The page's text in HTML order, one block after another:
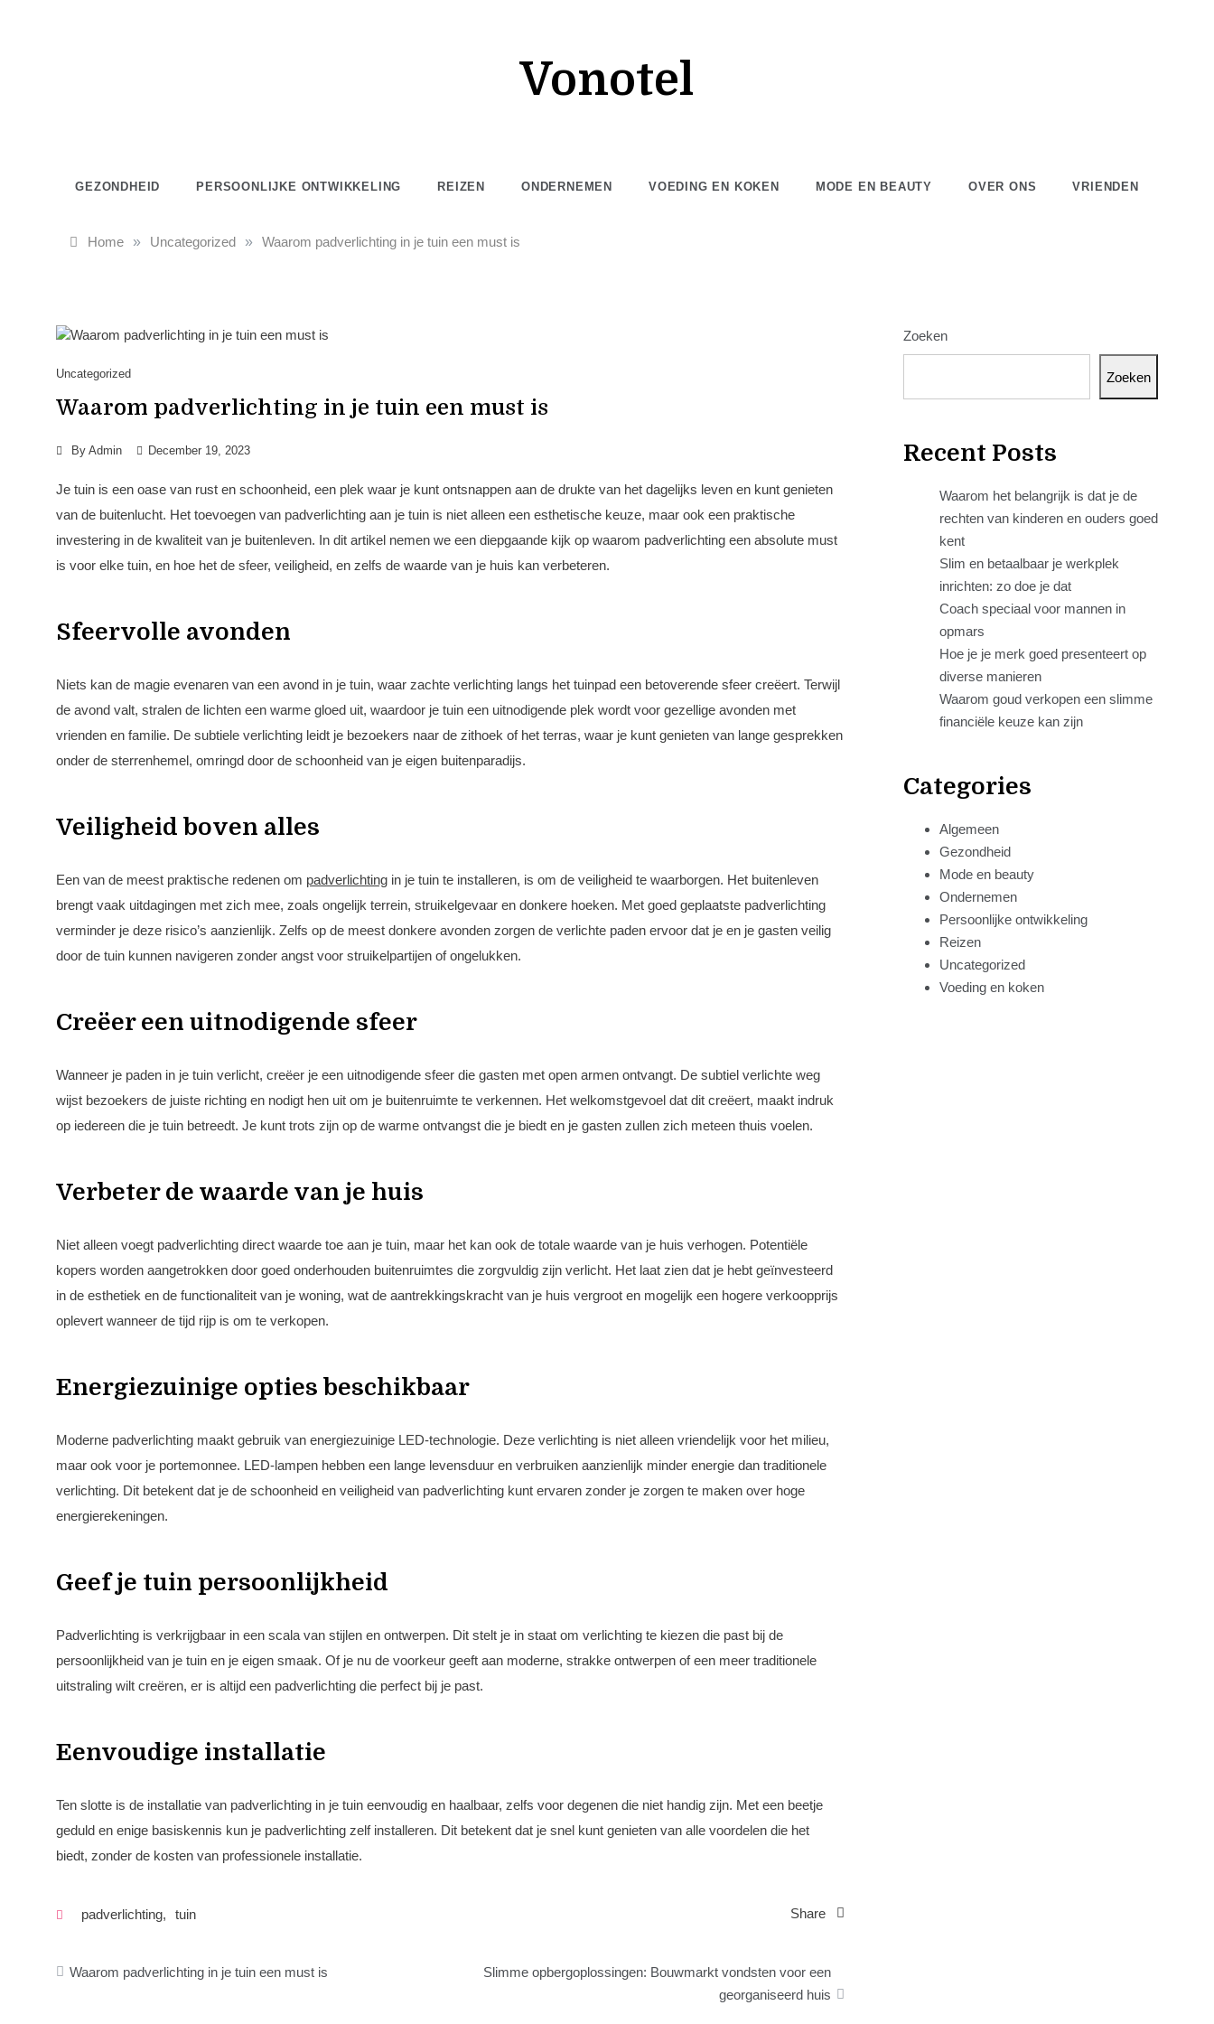
Vonotel
GEZONDHEID PERSOONLIJKE ONTWIKKELING REIZEN ONDERNEMEN VOEDING EN KOKEN MODE EN BEAUTY OVER ONS VRIENDEN
Home » Uncategorized » Waarom padverlichting in je tuin een must is
Uncategorized
Waarom padverlichting in je tuin een must is
By Admin December 19, 2023
Je tuin is een oase van rust en schoonheid, een plek waar je kunt ontsnappen aan de drukte van het dagelijks leven en kunt genieten
van de buitenlucht. Het toevoegen van padverlichting aan je tuin is niet alleen een esthetische keuze, maar ook een praktische
investering in de kwaliteit van je buitenleven. In dit artikel nemen we een diepgaande kijk op waarom padverlichting een absolute must
is voor elke tuin, en hoe het de sfeer, veiligheid, en zelfs de waarde van je huis kan verbeteren.
Sfeervolle avonden
Niets kan de magie evenaren van een avond in je tuin, waar zachte verlichting langs het tuinpad een betoverende sfeer creëert. Terwijl
de avond valt, stralen de lichten een warme gloed uit, waardoor je tuin een uitnodigende plek wordt voor gezellige avonden met
vrienden en familie. De subtiele verlichting leidt je bezoekers naar de zithoek of het terras, waar je kunt genieten van lange gesprekken
onder de sterrenhemel, omringd door de schoonheid van je eigen buitenparadijs.
Veiligheid boven alles
Een van de meest praktische redenen om padverlichting in je tuin te installeren, is om de veiligheid te waarborgen. Het buitenleven
brengt vaak uitdagingen met zich mee, zoals ongelijk terrein, struikelgevaar en donkere hoeken. Met goed geplaatste padverlichting
verminder je deze risico’s aanzienlijk. Zelfs op de meest donkere avonden zorgen de verlichte paden ervoor dat je en je gasten veilig
door de tuin kunnen navigeren zonder angst voor struikelpartijen of ongelukken.
Creëer een uitnodigende sfeer
Wanneer je paden in je tuin verlicht, creëer je een uitnodigende sfeer die gasten met open armen ontvangt. De subtiel verlichte weg
wijst bezoekers de juiste richting en nodigt hen uit om je buitenruimte te verkennen. Het welkomstgevoel dat dit creëert, maakt indruk
op iedereen die je tuin betreedt. Je kunt trots zijn op de warme ontvangst die je biedt en je gasten zullen zich meteen thuis voelen.
Verbeter de waarde van je huis
Niet alleen voegt padverlichting direct waarde toe aan je tuin, maar het kan ook de totale waarde van je huis verhogen. Potentiële
kopers worden aangetrokken door goed onderhouden buitenruimtes die zorgvuldig zijn verlicht. Het laat zien dat je hebt geïnvesteerd
in de esthetiek en de functionaliteit van je woning, wat de aantrekkingskracht van je huis vergroot en mogelijk een hogere verkoopprijs
oplevert wanneer de tijd rijp is om te verkopen.
Energiezuinige opties beschikbaar
Moderne padverlichting maakt gebruik van energiezuinige LED-technologie. Deze verlichting is niet alleen vriendelijk voor het milieu,
maar ook voor je portemonnee. LED-lampen hebben een lange levensduur en verbruiken aanzienlijk minder energie dan traditionele
verlichting. Dit betekent dat je de schoonheid en veiligheid van padverlichting kunt ervaren zonder je zorgen te maken over hoge
energierekeningen.
Geef je tuin persoonlijkheid
Padverlichting is verkrijgbaar in een scala van stijlen en ontwerpen. Dit stelt je in staat om verlichting te kiezen die past bij de
persoonlijkheid van je tuin en je eigen smaak. Of je nu de voorkeur geeft aan moderne, strakke ontwerpen of een meer traditionele
uitstraling wilt creëren, er is altijd een padverlichting die perfect bij je past.
Eenvoudige installatie
Ten slotte is de installatie van padverlichting in je tuin eenvoudig en haalbaar, zelfs voor degenen die niet handig zijn. Met een beetje
geduld en enige basiskennis kun je padverlichting zelf installeren. Dit betekent dat je snel kunt genieten van alle voordelen die het
biedt, zonder de kosten van professionele installatie.
padverlichting, tuin Share
Bericht
Waarom padverlichting in je tuin een must is
Slimme opbergoplossingen: Bouwmarkt vondsten voor een
georganiseerd huis
Zoeken
Zoeken
Recent Posts
Waarom het belangrijk is dat je de
rechten van kinderen en ouders goed
kent
Slim en betaalbaar je werkplek
inrichten: zo doe je dat
Coach speciaal voor mannen in
opmars
Hoe je je merk goed presenteert op
diverse manieren
Waarom goud verkopen een slimme
financiële keuze kan zijn
Categories
Algemeen
Gezondheid
Mode en beauty
Ondernemen
Persoonlijke ontwikkeling
Reizen
Uncategorized
Voeding en koken